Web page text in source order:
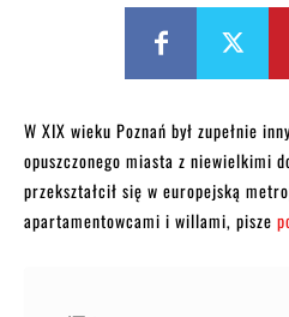
W XIX wieku Poznań był zupełnie
opuszczonego miasta z niewielkimi
przekształcił się w europejską
apartamentowcami i willami, pisze